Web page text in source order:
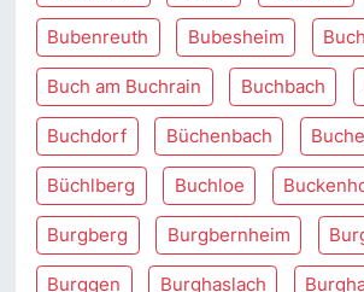
Bubenreuth Bubesheim Buch
Buch am Buchrain Buchbach
Buchdorf Büchenbach
Büchlberg Buchloe
Burgberg Burgbernheim
Burggen Burghaslach